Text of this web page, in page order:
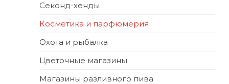
Секонд-хенды
Косметика и парфюмерия
Охота и рыбалка
Цветочные магазины
Магазины разливного пива